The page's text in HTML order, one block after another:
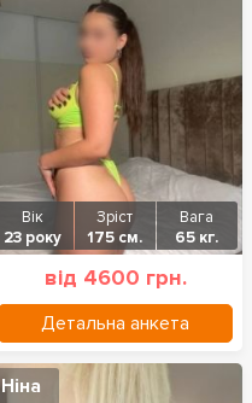
Вік
23 року
Зріст
175 см.
Вага
65 кг.
від 4600 грн.
Детальна анкета
Ніна